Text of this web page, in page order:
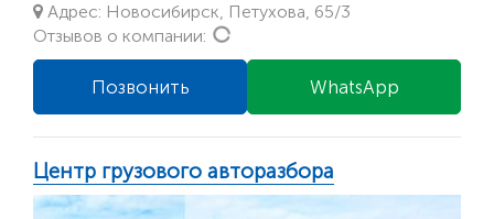
Адрес: Новосибирск, Петухова, 65/3
Отзывов о компании:
WhatsApp
Позвонить
Центр грузового авторазбора